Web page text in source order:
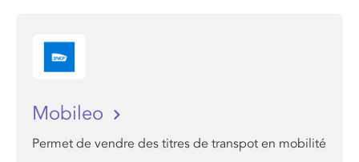
Mobileo
Permet de vendre des titres de transpot en mobilité